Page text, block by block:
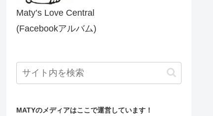
Maty’s Love Central
(Facebookアルバム)
MATYのメディアはここで運営しています！